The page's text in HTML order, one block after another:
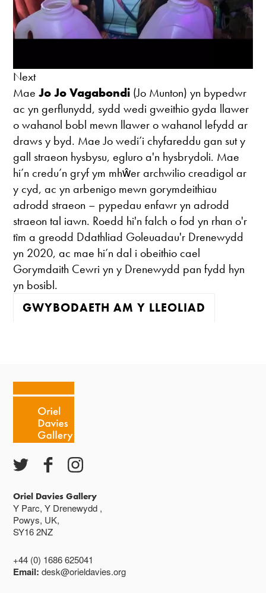
Next
MaeJo Jo Vagabondi (Jo Munton) yn bypedwr
ac yn gerflunydd, sydd wedi gweithio gyda llawer
o wahanol bobl mewn llawer o wahanol lefydd ar
draws y byd. Mae Jo wedi’i chyfareddu gan sut y
gall straeon hysbysu, egluro a'n hysbrydoli. Mae
hi’n credu’n gryf ym mhŵer archwilio creadigol ar
y cyd, ac yn arbenigo mewn gorymdeithiau
adrodd straeon – pypedau enfawr yn adrodd
straeon tal iawn. Roedd hi'n falch o fod yn rhan o'r
tîm a greodd Ddathliad Goleuadau'r Drenewydd
yn 2020, ac mae hi’n dal i obeithio cael
Gorymdaith Cewri yn y Drenewydd pan fydd hyn
yn bosibl.
GWYBODAETH AM Y LLEOLIAD
Caffi yn cau am 3
Ac eithrio digwyddiadau arbennig
Gwyliau banc ar gau
Oriel Davies Gallery
Y Parc, Y Drenewydd ,
Powys, UK,
SY16 2NZ
+44 (0) 1686 625041
Email:desk@orieldavies.org